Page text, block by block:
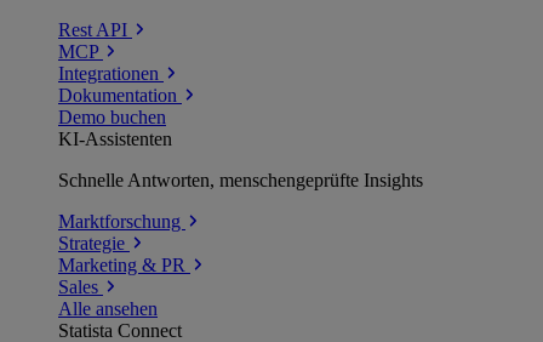
Rest API
MCP
Integrationen
Dokumentation
Demo buchen
KI-Assistenten
Schnelle Antworten, menschengeprüfte Insights
Marktforschung
Strategie
Marketing & PR
Sales
Alle ansehen
Statista Connect